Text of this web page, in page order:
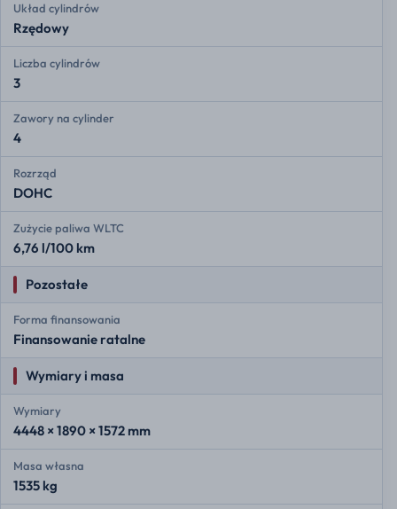
Układ cylindrów
Rzędowy
Liczba cylindrów
3
Zawory na cylinder
4
Rozrząd
DOHC
Zużycie paliwa WLTC
6,76 l/100 km
Pozostałe
Forma finansowania
Finansowanie ratalne
Wymiary i masa
Wymiary
4448 × 1890 × 1572 mm
Masa własna
1535 kg